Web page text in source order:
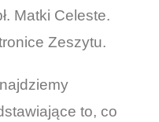
Matki Celeste.
Zeszytu.
to, co